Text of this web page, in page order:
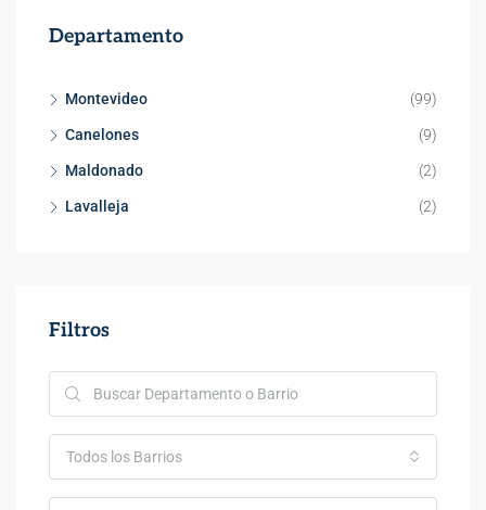
Departamento
Montevideo (99)
Canelones (9)
Maldonado (2)
Lavalleja (2)
Filtros
Todos los Barrios